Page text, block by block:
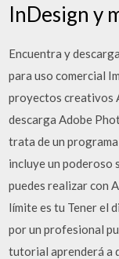
InDesign y
Encuentra y
para uso comercial
proyectos creativos
descarga Adobe
trata de un
incluye un poderoso
puedes realizar con
límite es tu Tener el
por un profesional
tutorial aprenderá a